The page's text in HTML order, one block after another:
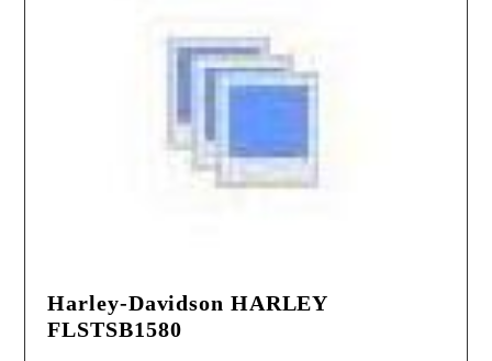
Harley-Davidson HARLEY
FLSTSB1580